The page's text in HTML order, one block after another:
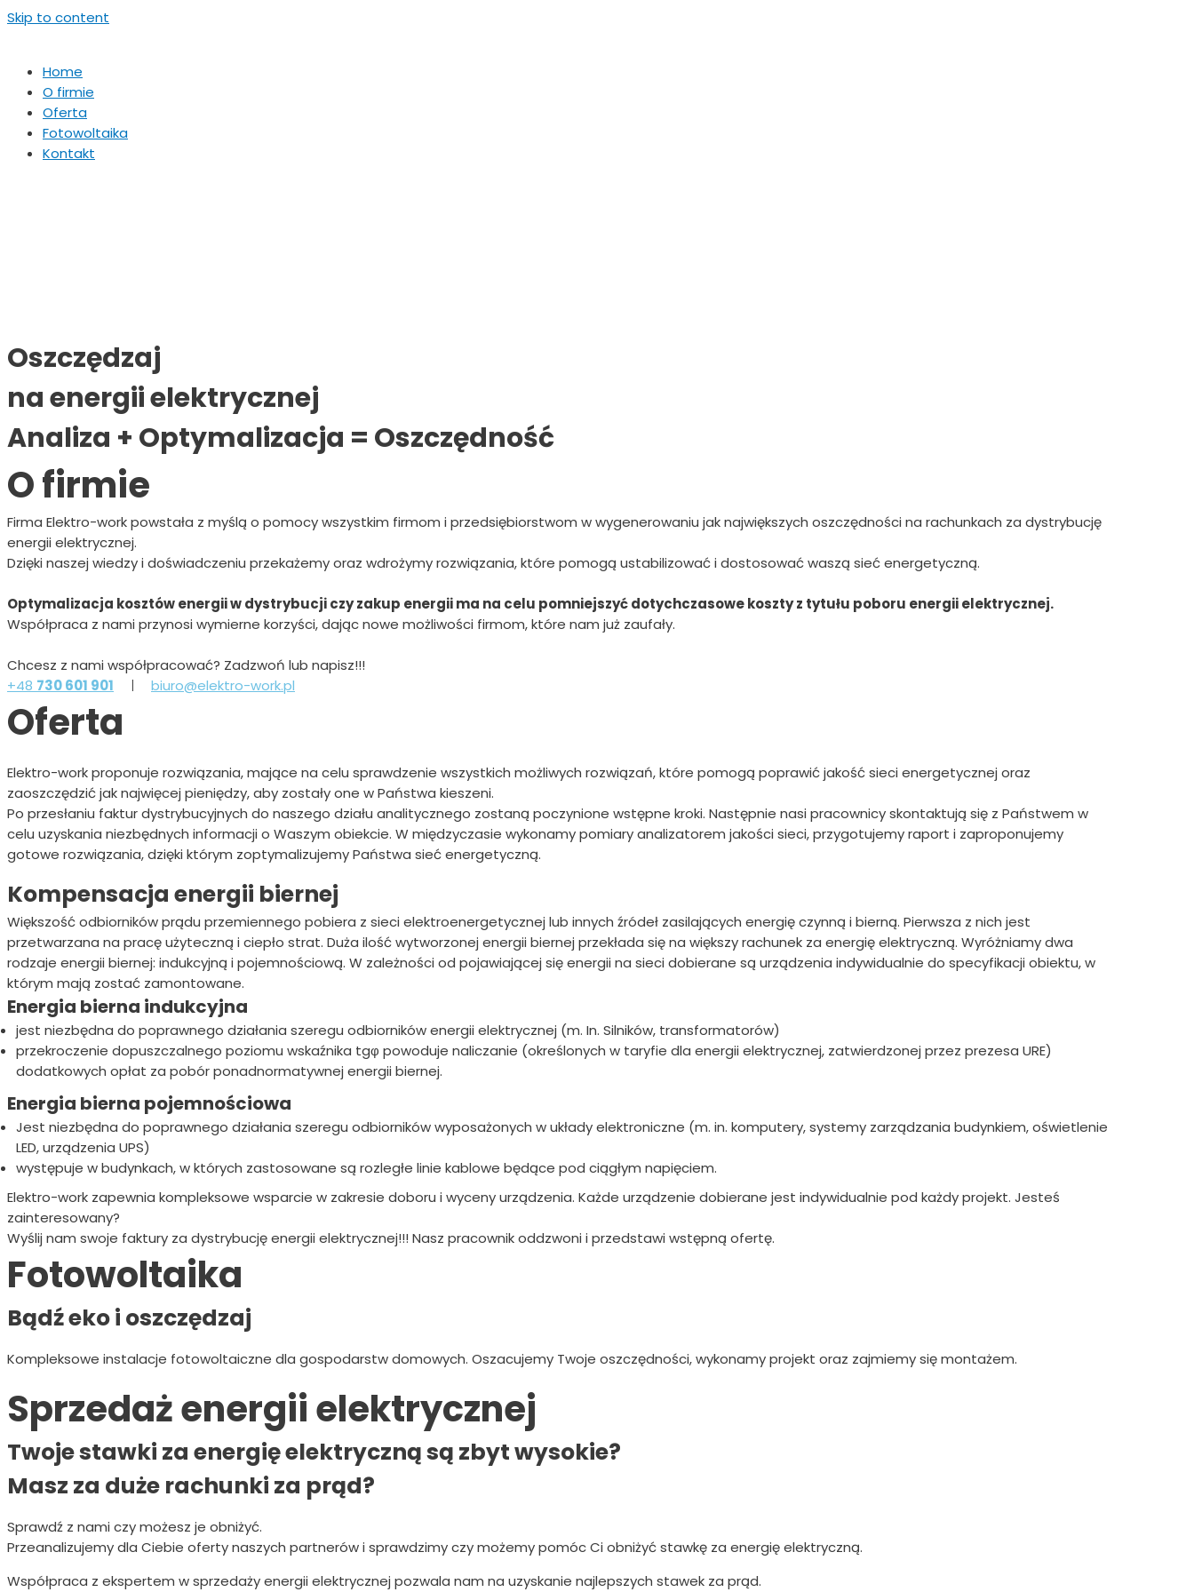
Skip to content
Home
O firmie
Oferta
Fotowoltaika
Kontakt
Oszczędzaj
na energii elektrycznej
Analiza + Optymalizacja = Oszczędność
O firmie
Firma Elektro-work powstała z myślą o pomocy wszystkim firmom i przedsiębiorstwom w wygenerowaniu jak największych oszczędności na rachunkach za dystrybucję
energii elektrycznej.
Dzięki naszej wiedzy i doświadczeniu przekażemy oraz wdrożymy rozwiązania, które pomogą ustabilizować i dostosować waszą sieć energetyczną.
Optymalizacja kosztów energii w dystrybucji czy zakup energii ma na celu pomniejszyć dotychczasowe koszty z tytułu poboru energii elektrycznej.
Współpraca z nami przynosi wymierne korzyści, dając nowe możliwości firmom, które nam już zaufały.
Chcesz z nami współpracować? Zadzwoń lub napisz!!!
+48 730 601 901 | biuro@elektro-work.pl
Oferta
Elektro-work proponuje rozwiązania, mające na celu sprawdzenie wszystkich możliwych rozwiązań, które pomogą poprawić jakość sieci energetycznej oraz
zaoszczędzić jak najwięcej pieniędzy, aby zostały one w Państwa kieszeni.
Po przesłaniu faktur dystrybucyjnych do naszego działu analitycznego zostaną poczynione wstępne kroki. Następnie nasi pracownicy skontaktują się z Państwem w
celu uzyskania niezbędnych informacji o Waszym obiekcie. W międzyczasie wykonamy pomiary analizatorem jakości sieci, przygotujemy raport i zaproponujemy
gotowe rozwiązania, dzięki którym zoptymalizujemy Państwa sieć energetyczną.
Kompensacja energii biernej
Większość odbiorników prądu przemiennego pobiera z sieci elektroenergetycznej lub innych źródeł zasilających energię czynną i bierną. Pierwsza z nich jest
przetwarzana na pracę użyteczną i ciepło strat. Duża ilość wytworzonej energii biernej przekłada się na większy rachunek za energię elektryczną. Wyróżniamy dwa
rodzaje energii biernej: indukcyjną i pojemnościową. W zależności od pojawiającej się energii na sieci dobierane są urządzenia indywidualnie do specyfikacji obiektu, w
którym mają zostać zamontowane.
Energia bierna indukcyjna
jest niezbędna do poprawnego działania szeregu odbiorników energii elektrycznej (m. In. Silników, transformatorów)
przekroczenie dopuszczalnego poziomu wskaźnika tgφ powoduje naliczanie (określonych w taryfie dla energii elektrycznej, zatwierdzonej przez prezesa URE)
dodatkowych opłat za pobór ponadnormatywnej energii biernej.
Energia bierna pojemnościowa
Jest niezbędna do poprawnego działania szeregu odbiorników wyposażonych w układy elektroniczne (m. in. komputery, systemy zarządzania budynkiem, oświetlenie
LED, urządzenia UPS)
występuje w budynkach, w których zastosowane są rozległe linie kablowe będące pod ciągłym napięciem.
Elektro-work zapewnia kompleksowe wsparcie w zakresie doboru i wyceny urządzenia. Każde urządzenie dobierane jest indywidualnie pod każdy projekt. Jesteś
zainteresowany?
Wyślij nam swoje faktury za dystrybucję energii elektrycznej!!! Nasz pracownik oddzwoni i przedstawi wstępną ofertę.
Fotowoltaika
Bądź eko i oszczędzaj
Kompleksowe instalacje fotowoltaiczne dla gospodarstw domowych. Oszacujemy Twoje oszczędności, wykonamy projekt oraz zajmiemy się montażem.
Sprzedaż energii elektrycznej
Twoje stawki za energię elektryczną są zbyt wysokie?
Masz za duże rachunki za prąd?
Sprawdź z nami czy możesz je obniżyć.
Przeanalizujemy dla Ciebie oferty naszych partnerów i sprawdzimy czy możemy pomóc Ci obniżyć stawkę za energię elektryczną.
Współpraca z ekspertem w sprzedaży energii elektrycznej pozwala nam na uzyskanie najlepszych stawek za prąd.